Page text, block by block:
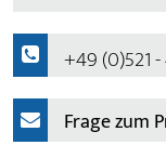
+49 (0)521
Frage zum